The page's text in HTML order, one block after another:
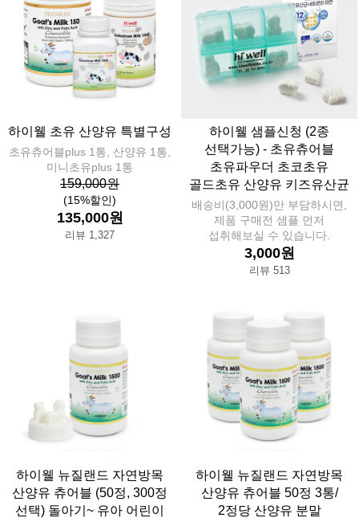
하이웰 초유 산양유 특별구성
초유츄어블plus 1통, 산양유 1통,
미니초유plus 1통
159,000원
(15%할인)
135,000원
리뷰 1,327
하이웰 샘플신청 (2종
선택가능) - 초유츄어블
초유파우더 초코초유
골드초유 산양유 키즈유산균
배송비(3,000원)만 부담하시면,
제품 구매전 샘플 먼저
섭취해보실 수 있습니다.
3,000원
리뷰 513
하이웰 뉴질랜드 자연방목
산양유 츄어블 (50정, 300정
선택) 돌아기~ 유아 어린이
하이웰 뉴질랜드 자연방목
산양유 츄어블 50정 3통/
2정당 산양유 분말